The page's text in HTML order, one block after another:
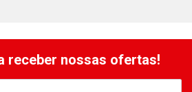
receber nossas ofertas!